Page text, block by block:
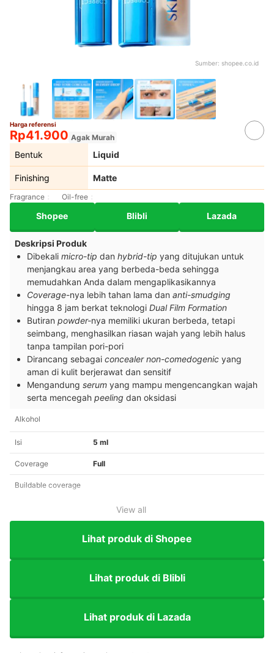
Sumber: shopee.co.id
Harga referensi
Rp41.900 Agak Murah
Bentuk Liquid
Finishing Matte
Fragrance Oil-free
Shopee Blibli Lazada
Deskripsi Produk
Dibekali micro-tip dan hybrid-tip yang ditujukan untuk
menjangkau area yang berbeda-beda sehingga
memudahkan Anda dalam mengaplikasikannya
Coverage-nya lebih tahan lama dan anti-smudging
hingga 8 jam berkat teknologi Dual Film Formation
Butiran powder-nya memiliki ukuran berbeda, tetapi
seimbang, menghasilkan riasan wajah yang lebih halus
tanpa tampilan pori-pori
Dirancang sebagai concealer non-comedogenic yang
aman di kulit berjerawat dan sensitif
Mengandung serum yang mampu mengencangkan wajah
serta mencegah peeling dan oksidasi
Alkohol
Isi 5 ml
Coverage Full
Buildable coverage
View all
Lihat produk di Shopee
Lihat produk di Blibli
Lihat produk di Lazada